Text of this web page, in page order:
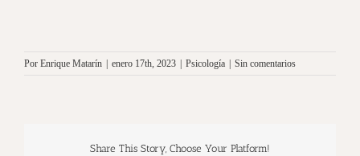
Por Enrique Matarín | enero 17th, 2023 | Psicología | Sin comentarios
Share This Story, Choose Your Platform!